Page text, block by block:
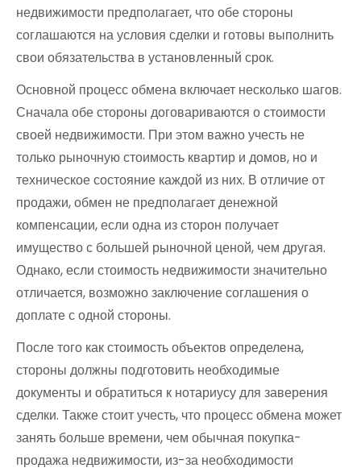
недвижимости предполагает, что обе стороны
соглашаются на условия сделки и готовы выполнить
свои обязательства в установленный срок.
Основной процесс обмена включает несколько шагов.
Сначала обе стороны договариваются о стоимости
своей недвижимости. При этом важно учесть не
только рыночную стоимость квартир и домов, но и
техническое состояние каждой из них. В отличие от
продажи, обмен не предполагает денежной
компенсации, если одна из сторон получает
имущество с большей рыночной ценой, чем другая.
Однако, если стоимость недвижимости значительно
отличается, возможно заключение соглашения о
доплате с одной стороны.
После того как стоимость объектов определена,
стороны должны подготовить необходимые
документы и обратиться к нотариусу для заверения
сделки. Также стоит учесть, что процесс обмена может
занять больше времени, чем обычная покупка-
продажа недвижимости, из-за необходимости